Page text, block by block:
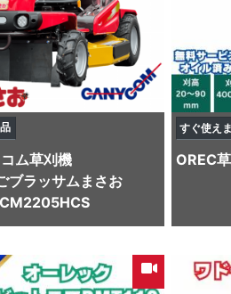
ム草刈機
ブラッサムまさお
CM2205HCS
すぐ使え
OREC